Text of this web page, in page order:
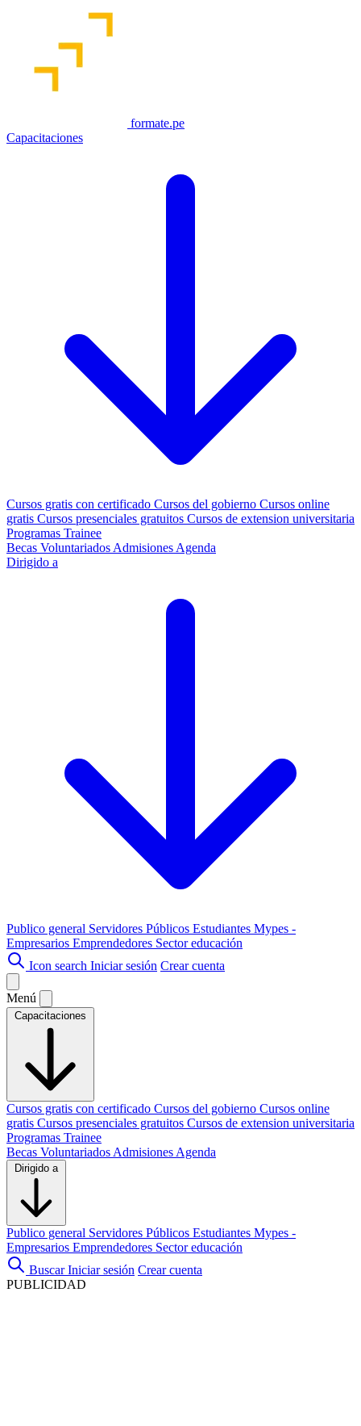
formate.pe
Capacitaciones
Cursos gratis con certificado Cursos del gobierno Cursos online
gratis Cursos presenciales gratuitos Cursos de extension universitaria
Programas Trainee
Becas Voluntariados Admisiones Agenda
Dirigido a
Publico general Servidores Públicos Estudiantes Mypes -
Empresarios Emprendedores Sector educación
Icon search Iniciar sesión Crear cuenta
Menú
Capacitaciones
Cursos gratis con certificado Cursos del gobierno Cursos online
gratis Cursos presenciales gratuitos Cursos de extension universitaria
Programas Trainee
Becas Voluntariados Admisiones Agenda
Dirigido a
Publico general Servidores Públicos Estudiantes Mypes -
Empresarios Emprendedores Sector educación
Buscar Iniciar sesión Crear cuenta
PUBLICIDAD